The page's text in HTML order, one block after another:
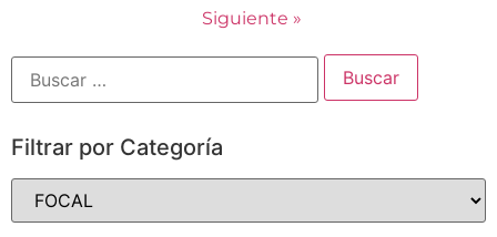
Siguiente »
Filtrar por Categoría